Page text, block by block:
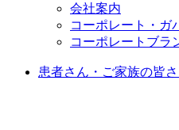
会社案内
コーポレート・ガ
コーポレートブラ
患者さん・ご家族の皆さ